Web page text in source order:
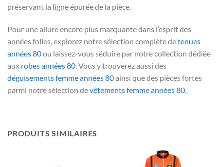
préservant la ligne épurée de la pièce.
Pour une allure encore plus marquante dans l’esprit des
années folles, explorez notre sélection complète detenues
années 80ou laissez-vous séduire par notre collection dédiée
aux robes années 80. Vous y trouverez aussi des
déguisements femme années 80ainsi que des pièces fortes
parmi notre sélection devêtements femme années 80.
PRODUITS SIMILAIRES